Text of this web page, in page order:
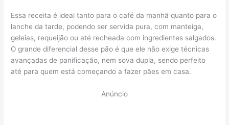
Essa receita é ideal tanto para o café da manhã quanto para o
lanche da tarde, podendo ser servida pura, com manteiga,
geleias, requeijão ou até recheada com ingredientes salgados.
O grande diferencial desse pão é que ele não exige técnicas
avançadas de panificação, nem sova dupla, sendo perfeito
até para quem está começando a fazer pães em casa.
Anúncio